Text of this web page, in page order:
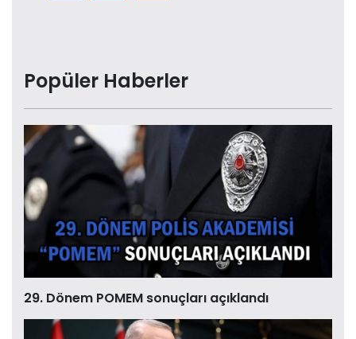
Popüler Haberler
29. Dönem POMEM sonuçları açıklandı